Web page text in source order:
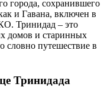
города, сохранившего
и Гавана, включен в
Тринидад – это
домов и старинных
словно путешествие в
Тринидада